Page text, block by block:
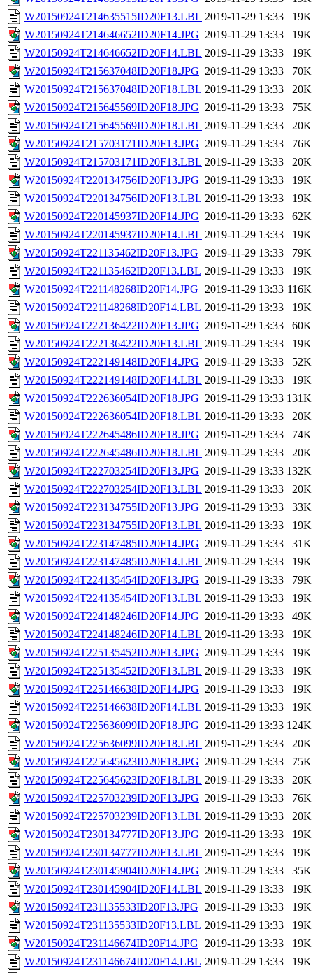
W20150924T214635515ID20F13.LBL 2019-11-29 13:33
19K
W20150924T214646652ID20F14.JPG 2019-11-29 13:33
19K
W20150924T214646652ID20F14.LBL 2019-11-29 13:33
19K
W20150924T215637048ID20F18.JPG 2019-11-29 13:33
70K
W20150924T215637048ID20F18.LBL 2019-11-29 13:33
20K
W20150924T215645569ID20F18.JPG 2019-11-29 13:33
75K
W20150924T215645569ID20F18.LBL 2019-11-29 13:33
20K
W20150924T215703171ID20F13.JPG 2019-11-29 13:33
76K
W20150924T215703171ID20F13.LBL 2019-11-29 13:33
20K
W20150924T220134756ID20F13.JPG 2019-11-29 13:33
19K
W20150924T220134756ID20F13.LBL 2019-11-29 13:33
19K
W20150924T220145937ID20F14.JPG 2019-11-29 13:33
62K
W20150924T220145937ID20F14.LBL 2019-11-29 13:33
19K
W20150924T221135462ID20F13.JPG 2019-11-29 13:33
79K
W20150924T221135462ID20F13.LBL 2019-11-29 13:33
19K
W20150924T221148268ID20F14.JPG 2019-11-29 13:33 116K
W20150924T221148268ID20F14.LBL 2019-11-29 13:33
19K
W20150924T222136422ID20F13.JPG 2019-11-29 13:33
60K
W20150924T222136422ID20F13.LBL 2019-11-29 13:33
19K
W20150924T222149148ID20F14.JPG 2019-11-29 13:33
52K
W20150924T222149148ID20F14.LBL 2019-11-29 13:33
19K
W20150924T222636054ID20F18.JPG 2019-11-29 13:33 131K
W20150924T222636054ID20F18.LBL 2019-11-29 13:33
20K
W20150924T222645486ID20F18.JPG 2019-11-29 13:33
74K
W20150924T222645486ID20F18.LBL 2019-11-29 13:33
20K
W20150924T222703254ID20F13.JPG 2019-11-29 13:33 132K
W20150924T222703254ID20F13.LBL 2019-11-29 13:33
20K
W20150924T223134755ID20F13.JPG 2019-11-29 13:33
33K
W20150924T223134755ID20F13.LBL 2019-11-29 13:33
19K
W20150924T223147485ID20F14.JPG 2019-11-29 13:33
31K
W20150924T223147485ID20F14.LBL 2019-11-29 13:33
19K
W20150924T224135454ID20F13.JPG 2019-11-29 13:33
79K
W20150924T224135454ID20F13.LBL 2019-11-29 13:33
19K
W20150924T224148246ID20F14.JPG 2019-11-29 13:33
49K
W20150924T224148246ID20F14.LBL 2019-11-29 13:33
19K
W20150924T225135452ID20F13.JPG 2019-11-29 13:33
19K
W20150924T225135452ID20F13.LBL 2019-11-29 13:33
19K
W20150924T225146638ID20F14.JPG 2019-11-29 13:33
19K
W20150924T225146638ID20F14.LBL 2019-11-29 13:33
19K
W20150924T225636099ID20F18.JPG 2019-11-29 13:33 124K
W20150924T225636099ID20F18.LBL 2019-11-29 13:33
20K
W20150924T225645623ID20F18.JPG 2019-11-29 13:33
75K
W20150924T225645623ID20F18.LBL 2019-11-29 13:33
20K
W20150924T225703239ID20F13.JPG 2019-11-29 13:33
76K
W20150924T225703239ID20F13.LBL 2019-11-29 13:33
20K
W20150924T230134777ID20F13.JPG 2019-11-29 13:33
19K
W20150924T230134777ID20F13.LBL 2019-11-29 13:33
19K
W20150924T230145904ID20F14.JPG 2019-11-29 13:33
35K
W20150924T230145904ID20F14.LBL 2019-11-29 13:33
19K
W20150924T231135533ID20F13.JPG 2019-11-29 13:33
19K
W20150924T231135533ID20F13.LBL 2019-11-29 13:33
19K
W20150924T231146674ID20F14.JPG 2019-11-29 13:33
19K
W20150924T231146674ID20F14.LBL 2019-11-29 13:33
19K